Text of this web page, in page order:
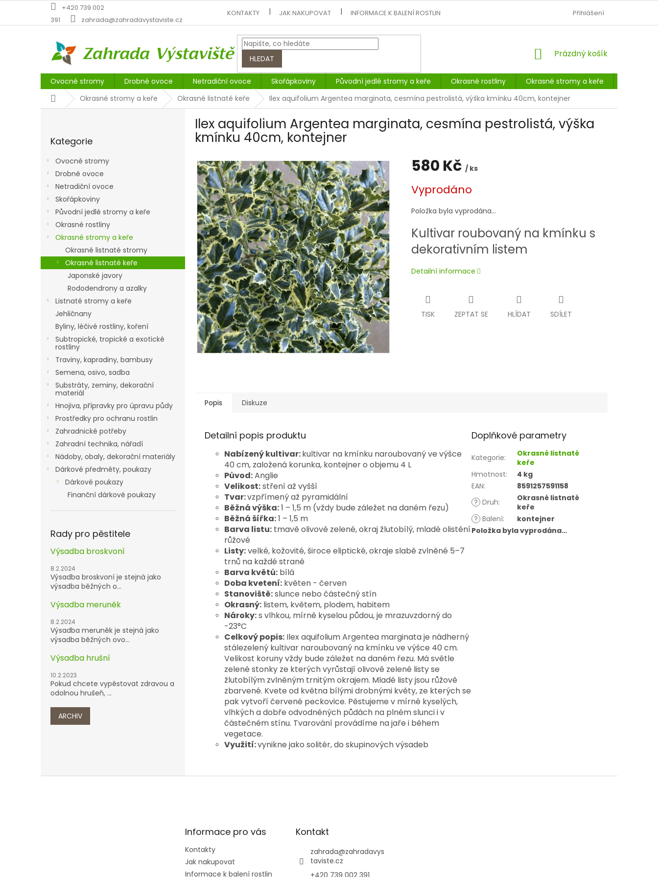
obsah
+420 739 002
391
zahrada@zahradavystaviste.cz
KONTAKTY JAK NAKUPOVAT INFORMACE K BALENÍ ROSTLIN PODMÍNKY OCHRANY OSOBNÍCH
Přihlášení
HLEDAT
NÁKUPNÍ
Prázdný košík
Ovocné stromy Drobné ovoce Netradiční ovoce Skořápkoviny Původní jedlé stromy a keře Okrasné rostliny Okrasné stromy a keře
DomůOkrasné stromy a keře Okrasné listnaté keře Ilex aquifolium Argentea marginata, cesmína pestrolistá, výška kmínku 40cm, kontejner
l
kategorie
Kategorie
Ovocné stromy
Drobné ovoce
Netradiční ovoce
Skořápkoviny
Původní jedlé stromy a keře
Okrasné rostliny
Okrasné stromy a keře
Okrasné listnaté stromy
Okrasné listnaté keře
Japonské javory
Rododendrony a azalky
Listnaté stromy a keře
Jehličnany
Byliny, léčivé rostliny, koření
Subtropické, tropické a exotické
rostliny
Traviny, kapradiny, bambusy
Semena, osivo, sadba
Substráty, zeminy, dekorační
materiál
Hnojiva, přípravky pro úpravu půdy
Prostředky pro ochranu rostlin
Zahradnické potřeby
Zahradní technika, nářadí
Nádoby, obaly, dekorační materiály
Dárkové předměty, poukazy
Dárkové poukazy
Finanční dárkové poukazy
Rady pro pěstitele
Výsadba broskvoní
8.2.2024
Výsadba broskvoní je stejná jako
výsadba běžných o...
Výsadba meruněk
8.2.2024
Výsadba meruněk je stejná jako
výsadba běžných ovo...
Výsadba hrušní
10.2.2023
Pokud chcete vypěstovat zdravou a
odolnou hrušeň, ...
ARCHIV
Ilex aquifolium Argentea marginata, cesmína pestrolistá, výška
kmínku 40cm, kontejner
580 Kč / ks
cena:
Vyprodáno
Položka byla vyprodána…
Kultivar roubovaný na kmínku s
dekorativním listem
Detailní informace
TISK ZEPTAT SE HLÍDAT SDÍLET
Popis Diskuze
Detailní popis produktu
Nabízený kultivar:kultivar na kmínku naroubovaný ve výšce
40 cm, založená korunka, kontejner o objemu 4 L
Původ:Anglie
Velikost:stření až vyšší
Tvar:vzpřímený až pyramidální
Běžná výška:1 – 1,5 m (vždy bude záležet na daném řezu)
Běžná šířka:1 – 1,5 m
Barva listu: tmavě olivově zelené, okraj žlutobílý, mladé olistění
růžové
Listy:velké, kožovité, široce eliptické, okraje slabě zvlněné 5–7
trnů na každé straně
Barva květů: bílá
Doba kvetení: květen - červen
Stanoviště:slunce nebo částečný stín
Okrasný: listem, květem, plodem, habitem
Nároky:s vlhkou, mírně kyselou půdou, je mrazuvzdorný do
-23°C
Celkový popis: Ilex aquifolium Argentea marginata je nádherný
stálezelený kultivar naroubovaný na kmínku ve výšce 40 cm.
Velikost koruny vždy bude záležet na daném řezu. Má světle
zelené stonky ze kterých vyrůstají olivově zelené listy se
žlutobílým zvlněným trnitým okrajem. Mladé listy jsou růžově
zbarvené. Kvete od května bílými drobnými květy, ze kterých se
pak vytvoří červené peckovice. Pěstujeme v mírně kyselých,
vlhkých a dobře odvodněných půdách na plném slunci i v
částečném stínu. Tvarování provádíme na jaře i během
vegetace.
Využití:vynikne jako solitér, do skupinových výsadeb
Doplňkové parametry
Kategorie:
Okrasné listnaté
keře
Hmotnost:
4 kg
EAN:
8591257591158
? Druh:
Okrasné listnaté
keře
? Balení:
kontejner
Položka byla vyprodána…
Informace pro vás
Kontakty
Jak nakupovat
Informace k balení rostlin
Kontakt
zahrada@zahradavys
taviste.cz
+420 739 002 391